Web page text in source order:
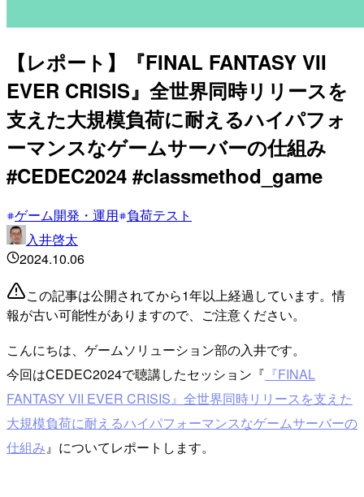
【レポート】『FINAL FANTASY VII
EVER CRISIS』全世界同時リリースを
支えた大規模負荷に耐えるハイパフォ
ーマンスなゲームサーバーの仕組み
#CEDEC2024 #classmethod_game
ゲーム開発・運用 負荷テスト
入井啓太
2024.10.06
この記事は公開されてから1年以上経過しています。情
報が古い可能性がありますので、ご注意ください。
こんにちは、ゲームソリューション部の入井です。
今回はCEDEC2024で聴講したセッション『 『FINAL
FANTASY VII EVER CRISIS』全世界同時リリースを支えた
大規模負荷に耐えるハイパフォーマンスなゲームサーバーの
仕組み 』についてレポートします。